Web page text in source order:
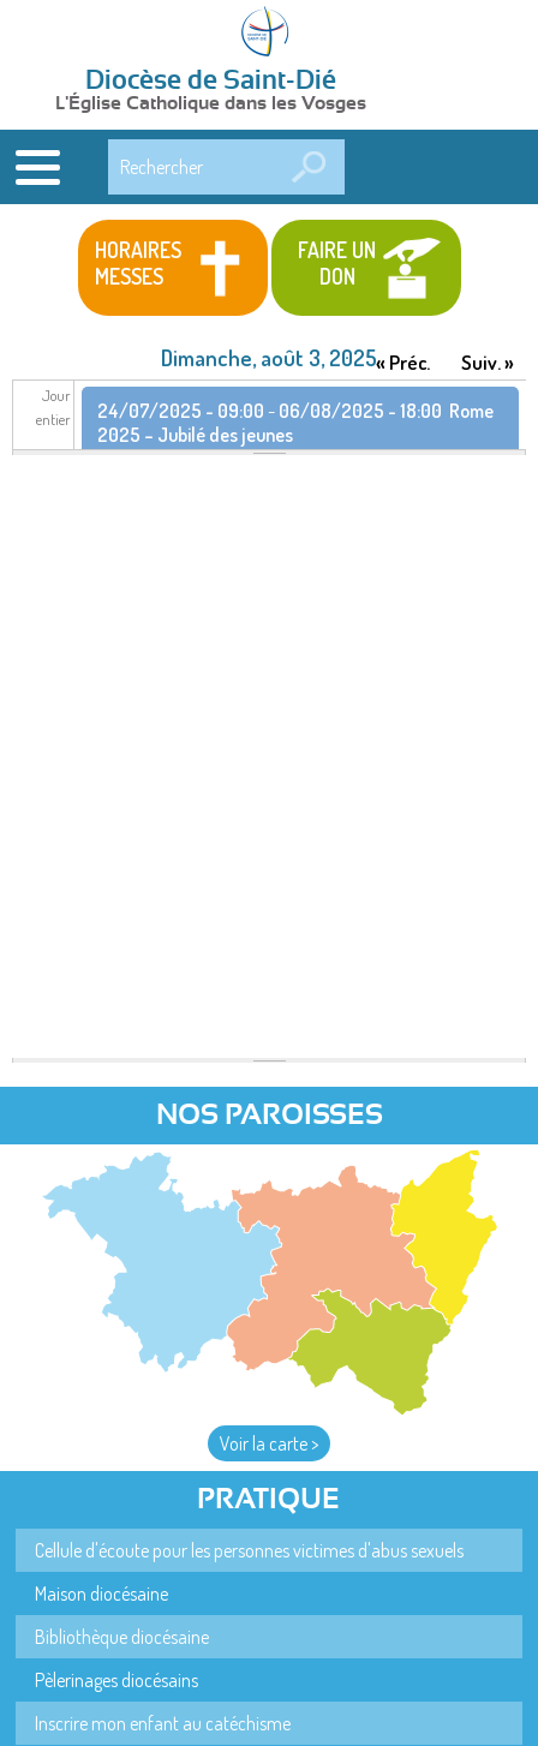
Diocèse de Saint-Dié
L'Église Catholique dans les Vosges
HORAIRES
MESSES
FAIRE UN
DON
Dimanche, août 3, 2025« Préc. Suiv. »
Jour
entier
24/07/2025 - 09:00 - 06/08/2025 - 18:00 Rome
2025 – Jubilé des jeunes
NOS PAROISSES
Voir la carte >
PRATIQUE
Cellule d'écoute pour les personnes victimes d'abus sexuels
Maison diocésaine
Bibliothèque diocésaine
Pèlerinages diocésains
Inscrire mon enfant au catéchisme